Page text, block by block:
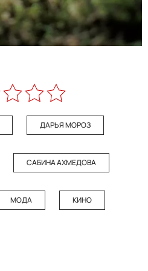
ДАРЬЯ МОРОЗ
САБИНА АХМЕДОВА
МОДА КИНО